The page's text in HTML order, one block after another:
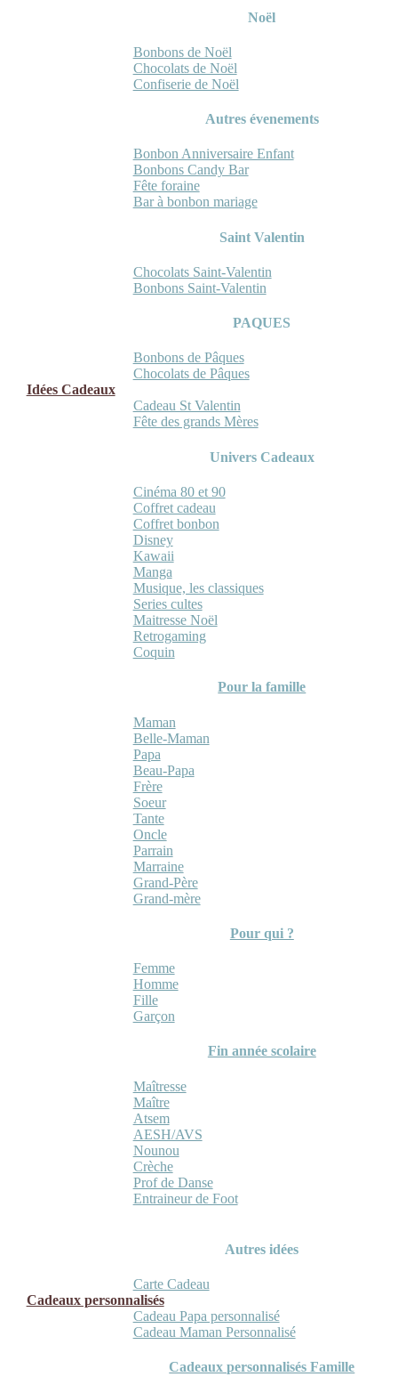
Noël
Bonbons de Noël
Chocolats de Noël
Confiserie de Noël
Autres évenements
Bonbon Anniversaire Enfant
Bonbons Candy Bar
Fête foraine
Bar à bonbon mariage
Saint Valentin
Chocolats Saint-Valentin
Bonbons Saint-Valentin
PAQUES
Bonbons de Pâques
Chocolats de Pâques
Idées Cadeaux
Cadeau St Valentin
Fête des grands Mères
Univers Cadeaux
Cinéma 80 et 90
Coffret cadeau
Coffret bonbon
Disney
Kawaii
Manga
Musique, les classiques
Series cultes
Maitresse Noël
Retrogaming
Coquin
Pour la famille
Maman
Belle-Maman
Papa
Beau-Papa
Frère
Soeur
Tante
Oncle
Parrain
Marraine
Grand-Père
Grand-mère
Pour qui ?
Femme
Homme
Fille
Garçon
Fin année scolaire
Maîtresse
Maître
Atsem
AESH/AVS
Nounou
Crèche
Prof de Danse
Entraineur de Foot
Autres idées
Carte Cadeau
Cadeaux personnalisés
Cadeau Papa personnalisé
Cadeau Maman Personnalisé
Cadeaux personnalisés Famille